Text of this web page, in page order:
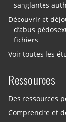
sanglantes
Découvrir et
d’abus
fichiers
Voir toutes les
Ressources
Des ressources
Comprendre et